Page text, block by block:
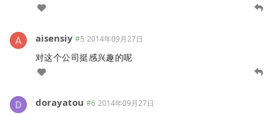
aisensiy #5 2014年09月27日
对这个公司挺感兴趣的呢
dorayatou #6 2014年09月27日